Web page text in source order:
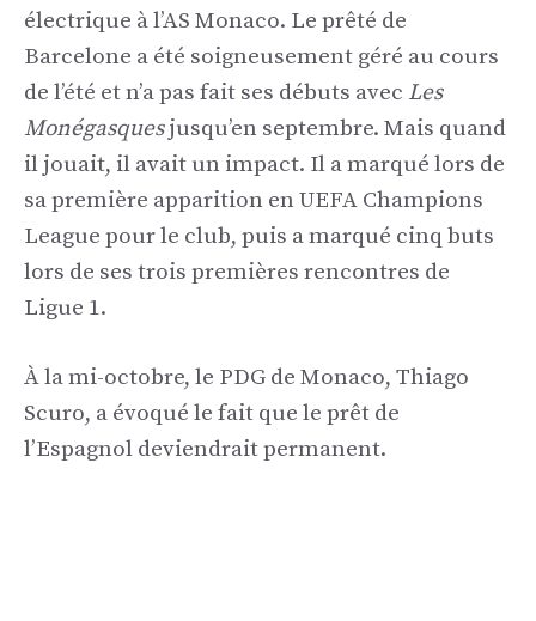
électrique à l’AS Monaco. Le prêté de
Barcelone a été soigneusement géré au cours
de l’été et n’a pas fait ses débuts avec Les
Monégasquesjusqu’en septembre. Mais quand
il jouait, il avait un impact. Il a marqué lors de
sa première apparition en UEFA Champions
League pour le club, puis a marqué cinq buts
lors de ses trois premières rencontres de
Ligue 1.
À la mi-octobre, le PDG de Monaco, Thiago
Scuro, a évoqué le fait que le prêt de
l’Espagnol deviendrait permanent.